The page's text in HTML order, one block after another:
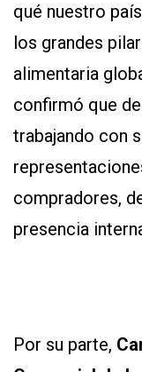
qué nuestro
los grandes
alimentaria
confirmó que
trabajando con
compradores,
presencia
Por su parte,